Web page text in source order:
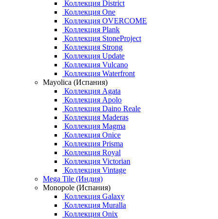
Коллекция District
Коллекция One
Коллекция OVERCOME
Коллекция Plank
Коллекция StoneProject
Коллекция Strong
Коллекция Update
Коллекция Vulcano
Коллекция Waterfront
Mayolica (Испания)
Коллекция Agata
Коллекция Apolo
Коллекция Daino Reale
Коллекция Maderas
Коллекция Magma
Коллекция Onice
Коллекция Prisma
Коллекция Royal
Коллекция Victorian
Коллекция Vintage
Mega Tile (Индия)
Monopole (Испания)
Коллекция Galaxy
Коллекция Muralla
Коллекция Onix